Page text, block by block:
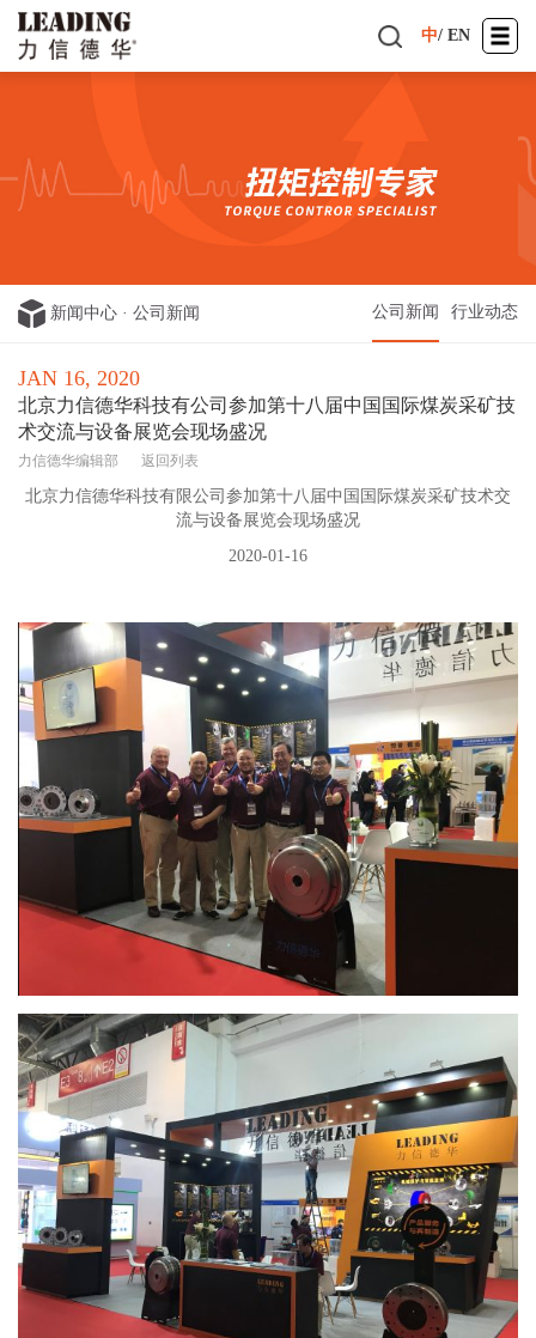
中/ EN
新闻中心 · 公司新闻 公司新闻 行业动态
JAN 16, 2020
北京力信德华科技有公司参加第十八届中国国际煤炭采矿技
术交流与设备展览会现场盛况
力信德华编辑部 返回列表
北京力信德华科技有限公司参加第十八届中国国际煤炭采矿技术交
流与设备展览会现场盛况
2020-01-16